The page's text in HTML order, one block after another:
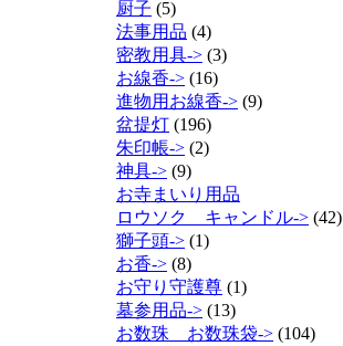
厨子 (5)
法事用品 (4)
密教用具-> (3)
お線香-> (16)
進物用お線香-> (9)
盆提灯 (196)
朱印帳-> (2)
神具-> (9)
お寺まいり用品
ロウソク キャンドル-> (42)
獅子頭-> (1)
お香-> (8)
お守り守護尊 (1)
墓参用品-> (13)
お数珠 お数珠袋-> (104)